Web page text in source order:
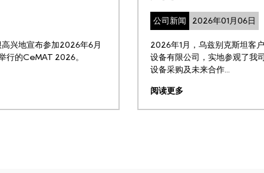
2026年1月，乌兹别克斯坦客户代表团莅临上海贝蒂斯物流
设备有限公司，实地参观了我司工厂及产品展厅，并就物流